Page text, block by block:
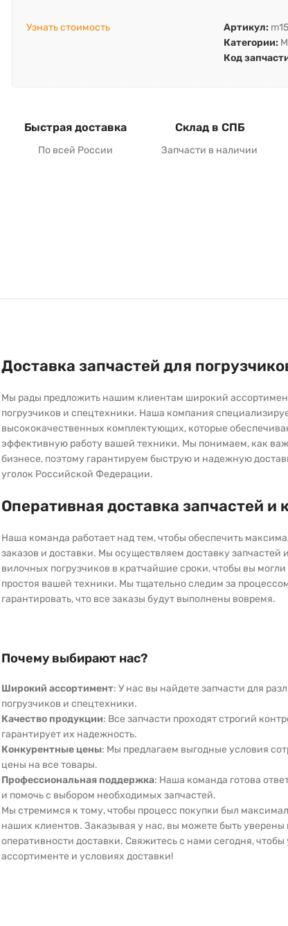
Узнать стоимость Артикул:
Категории:
Код
Быстрая доставка
По всей России
Склад в СПБ
Запчасти в наличии
Доставка запчастей для
Мы рады предложить нашим клиентам широкий
погрузчиков и спецтехники. Наша компания
высококачественных комплектующих, которые
эффективную работу вашей техники. Мы понимаем, как
бизнесе, поэтому гарантируем быструю и надежную
уголок Российской Федерации.
Оперативная доставка запчастей
Наша команда работает над тем, чтобы обеспечить
заказов и доставки. Мы осуществляем доставку запчастей
вилочных погрузчиков в кратчайшие сроки, чтобы вы
простоя вашей техники. Мы тщательно следим за
гарантировать, что все заказы будут выполнены вовремя.
Почему выбирают нас?
Широкий ассортимент: У нас вы найдете запчасти для
погрузчиков и спецтехники.
Качество продукции: Все запчасти проходят строгий
гарантирует их надежность.
Конкурентные цены: Мы предлагаем выгодные условия
цены на все товары.
Профессиональная поддержка: Наша команда готова
и помочь с выбором необходимых запчастей.
Мы стремимся к тому, чтобы процесс покупки был
наших клиентов. Заказывая у нас, вы можете быть уверены
оперативности доставки. Свяжитесь с нами сегодня,
ассортименте и условиях доставки!